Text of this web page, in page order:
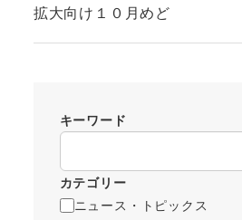
拡大向け１０月めど
キーワード
カテゴリー
ニュース・トピックス